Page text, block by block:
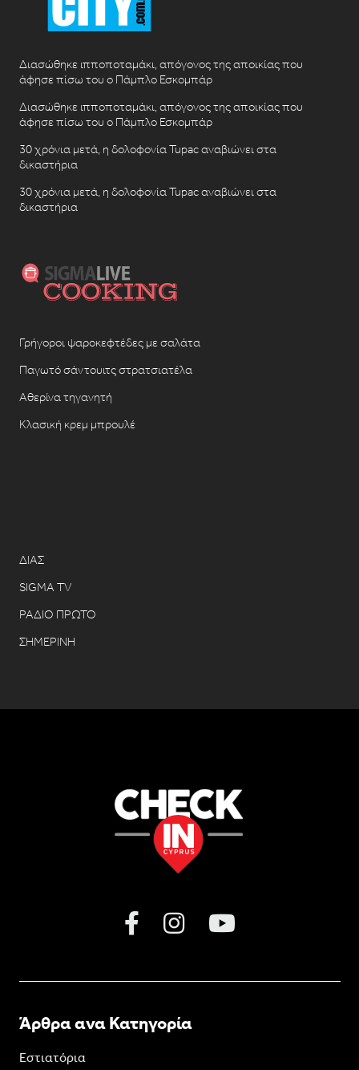
Διασώθηκε ιπποποταμάκι, απόγονος της αποικίας που
άφησε πίσω του ο Πάμπλο Εσκομπάρ
Διασώθηκε ιπποποταμάκι, απόγονος της αποικίας που
άφησε πίσω του ο Πάμπλο Εσκομπάρ
30 χρόνια μετά, η δολοφονία Tupac αναβιώνει στα
δικαστήρια
30 χρόνια μετά, η δολοφονία Tupac αναβιώνει στα
δικαστήρια
Γρήγοροι ψαροκεφτέδες με σαλάτα
Παγωτό σάντουιτς στρατσιατέλα
Αθερίνα τηγανητή
Κλασική κρεμ μπρουλέ
ΔΙΑΣ
SIGMA TV
ΡΑΔΙΟ ΠΡΩΤΟ
ΣΗΜΕΡΙΝΗ
Άρθρα ανα Κατηγορία
Εστιατόρια